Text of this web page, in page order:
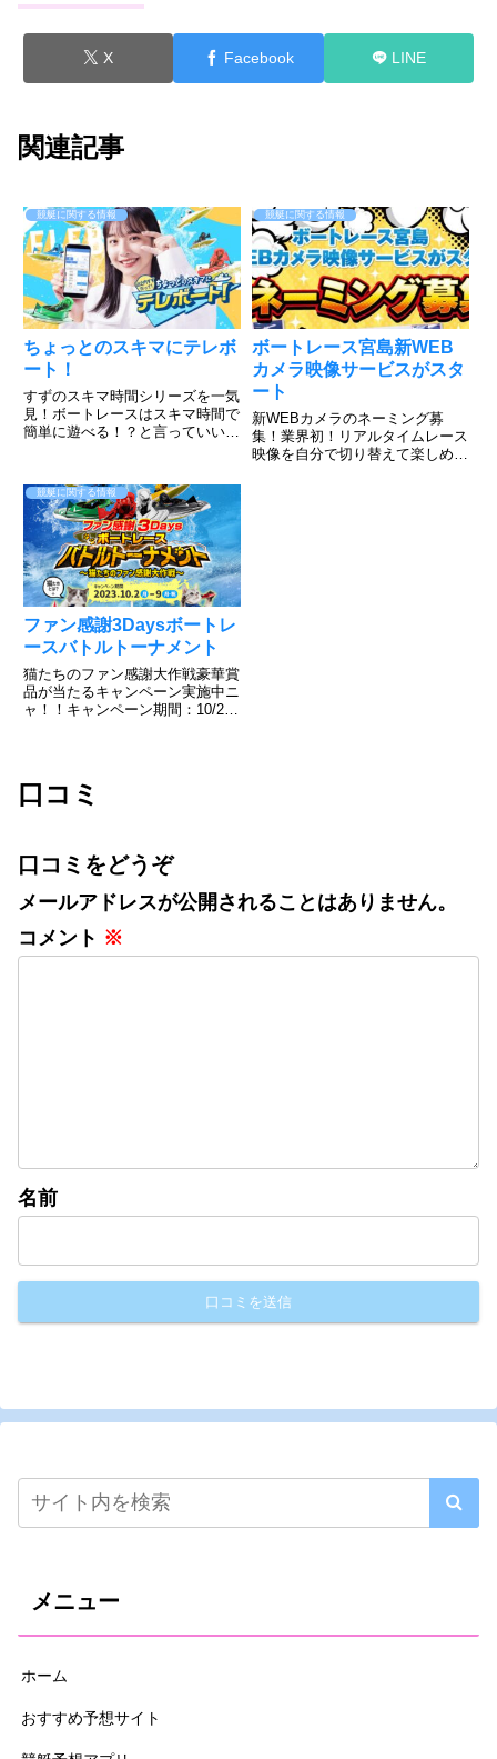
X Facebook LINE
関連記事
競艇に関する情報
ちょっとのスキマにテレボ
ート！
すずのスキマ時間シリーズを一気
見！ボートレースはスキマ時間で
簡単に遊べる！？と言っていいの
画をご覧下さい。簡単に登録でき
て、好きな色を選んで勝負できる
のがボートレース！だが、そん
な...
競艇に関する情報
ボートレース宮島新WEB
カメラ映像サービスがスタ
ート
新WEBカメラのネーミング募
集！業界初！リアルタイムレース
映像を自分で切り替えて楽しめ
競艇に関する情報
ファン感謝3Daysボートレ
ースバトルトーナメント
猫たちのファン感謝大作戦豪華賞
品が当たるキャンペーン実施中ニ
ャ！！キャンペーン期間：10/2～
る！キャンペーン投稿をリポスト
するだけInstagra...
口コミ
口コミをどうぞ
メールアドレスが公開されることはありません。
コメント ※
名前
メニュー
ホーム
おすすめ予想サイト